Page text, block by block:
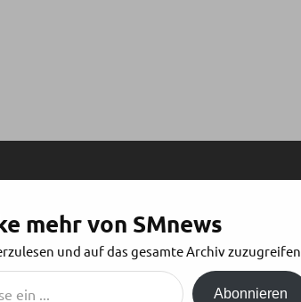
STARK (AUS GEGEBEM
mehr von SMnews
und auf das gesamte Archiv zuzugreifen.
Abonnieren